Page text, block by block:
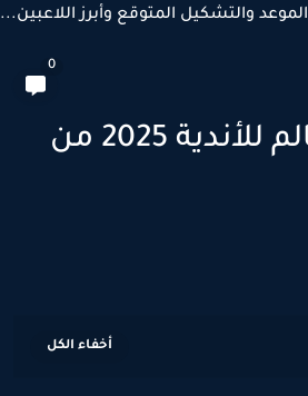
والتشكيل المتوقع وأبرز اللاعبين...
0
الفرق المشاركة في كأس العالم للأندية 2025 من